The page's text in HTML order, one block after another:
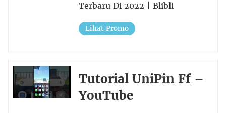
Terbaru Di 2022 | Blibli
Lihat Promo
Tutorial UniPin Ff –
YouTube